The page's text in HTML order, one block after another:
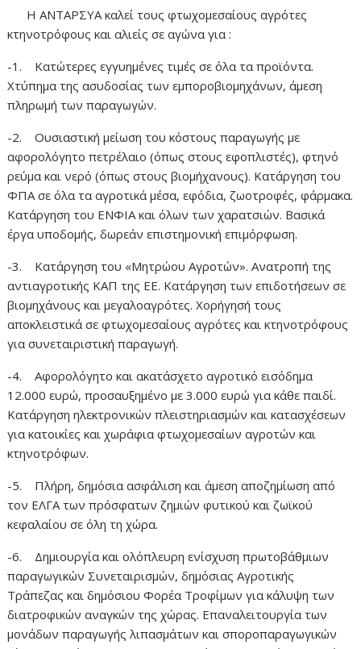
Η ΑΝΤΑΡΣΥΑ καλεί τους φτωχομεσαίους αγρότες
κτηνοτρόφους και αλιείς σε αγώνα για :
-1. Κατώτερες εγγυημένες τιμές σε όλα τα προϊόντα.
Χτύπημα της ασυδοσίας των εμποροβιομηχάνων, άμεση
πληρωμή των παραγωγών.
-2. Ουσιαστική μείωση του κόστους παραγωγής με
αφορολόγητο πετρέλαιο (όπως στους εφοπλιστές), φτηνό
ρεύμα και νερό (όπως στους βιομήχανους). Κατάργηση του
ΦΠΑ σε όλα τα αγροτικά μέσα, εφόδια, ζωοτροφές, φάρμακα.
Κατάργηση του ΕΝΦΙΑ και όλων των χαρατσιών. Βασικά
έργα υποδομής, δωρεάν επιστημονική επιμόρφωση.
-3. Κατάργηση του «Μητρώου Αγροτών». Ανατροπή της
αντιαγροτικής ΚΑΠ της ΕΕ. Κατάργηση των επιδοτήσεων σε
βιομηχάνους και μεγαλοαγρότες. Χορήγησή τους
αποκλειστικά σε φτωχομεσαίους αγρότες και κτηνοτρόφους
για συνεταιριστική παραγωγή.
-4. Αφορολόγητο και ακατάσχετο αγροτικό εισόδημα
12.000 ευρώ, προσαυξημένο με 3.000 ευρώ για κάθε παιδί.
Κατάργηση ηλεκτρονικών πλειστηριασμών και κατασχέσεων
για κατοικίες και χωράφια φτωχομεσαίων αγροτών και
κτηνοτρόφων.
-5. Πλήρη, δημόσια ασφάλιση και άμεση αποζημίωση από
τον ΕΛΓΑ των πρόσφατων ζημιών φυτικού και ζωϊκού
κεφαλαίου σε όλη τη χώρα.
-6. Δημιουργία και ολόπλευρη ενίσχυση πρωτοβάθμιων
παραγωγικών Συνεταιρισμών, δημόσιας Αγροτικής
Τράπεζας και δημόσιου Φορέα Τροφίμων για κάλυψη των
διατροφικών αναγκών της χώρας. Επαναλειτουργία των
μονάδων παραγωγής λιπασμάτων και σποροπαραγωγικών